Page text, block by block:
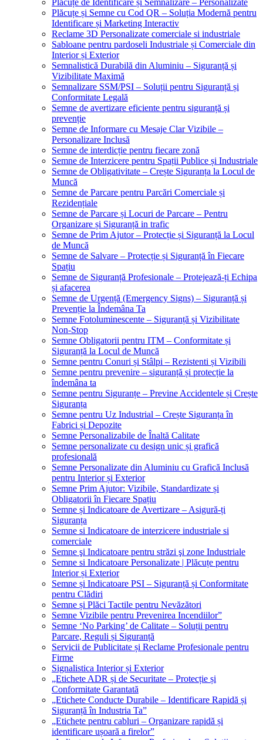
Plăcuțe de Identificare și Semnalizare – Personalizate
Plăcuțe și Semne cu Cod QR – Soluția Modernă pentru
Identificare și Marketing Interactiv
Reclame 3D Personalizate comerciale si industriale
Sabloane pentru pardoseli Industriale și Comerciale din
Interior și Exterior
Semnalistică Durabilă din Aluminiu – Siguranță și
Vizibilitate Maximă
Semnalizare SSM/PSI – Soluții pentru Siguranță și
Conformitate Legală
Semne de avertizare eficiente pentru siguranță și
prevenție
Semne de Informare cu Mesaje Clar Vizibile –
Personalizare Inclusă
Semne de interdicție pentru fiecare zonă
Semne de Interzicere pentru Spații Publice și Industriale
Semne de Obligativitate – Crește Siguranța la Locul de
Muncă
Semne de Parcare pentru Parcări Comerciale și
Rezidențiale
Semne de Parcare și Locuri de Parcare – Pentru
Organizare și Siguranță in trafic
Semne de Prim Ajutor – Protecție și Siguranță la Locul
de Muncă
Semne de Salvare – Protecție și Siguranță în Fiecare
Spațiu
Semne de Siguranță Profesionale – Protejează-ți Echipa
și afacerea
Semne de Urgență (Emergency Signs) – Siguranță și
Prevenție la Îndemâna Ta
Semne Fotoluminescente – Siguranță și Vizibilitate
Non-Stop
Semne Obligatorii pentru ITM – Conformitate și
Siguranță la Locul de Muncă
Semne pentru Conuri și Stâlpi – Rezistenti și Vizibili
Semne pentru prevenire – siguranță și protecție la
îndemâna ta
Semne pentru Siguranțe – Previne Accidentele și Crește
Siguranța
Semne pentru Uz Industrial – Crește Siguranța în
Fabrici și Depozite
Semne Personalizabile de Înaltă Calitate
Semne personalizate cu design unic și grafică
profesională
Semne Personalizate din Aluminiu cu Grafică Inclusă
pentru Interior și Exterior
Semne Prim Ajutor: Vizibile, Standardizate și
Obligatorii în Fiecare Spațiu
Semne și Indicatoare de Avertizare – Asigură-ți
Siguranța
Semne si Indicatoare de interzicere industriale si
comerciale
Semne şi Indicatoare pentru străzi şi zone Industriale
Semne si Indicatoare Personalizate | Plăcuțe pentru
Interior și Exterior
Semne și Indicatoare PSI – Siguranță și Conformitate
pentru Clădiri
Semne și Plăci Tactile pentru Nevăzători
Semne Vizibile pentru Prevenirea Incendiilor”
Semne ‘No Parking’ de Calitate – Soluții pentru
Parcare, Reguli și Siguranță
Servicii de Publicitate și Reclame Profesionale pentru
Firme
Signalistica Interior și Exterior
„Etichete ADR și de Securitate – Protecție și
Conformitate Garantată
„Etichete Conducte Durabile – Identificare Rapidă și
Siguranță în Industria Ta”
„Etichete pentru cabluri – Organizare rapidă și
identificare ușoară a firelor”